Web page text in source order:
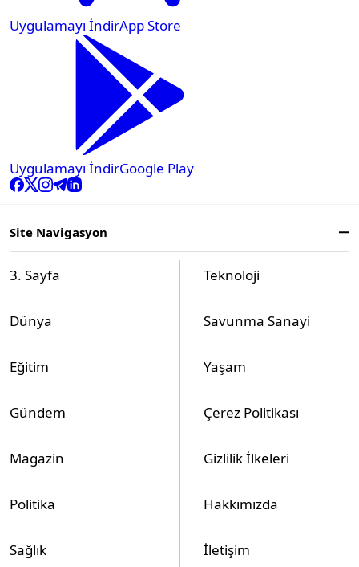
Uygulamayı İndirApp Store
Uygulamayı İndirGoogle Play
Site Navigasyon
3. Sayfa
Dünya
Eğitim
Gündem
Magazin
Politika
Sağlık
Teknoloji
Savunma Sanayi
Yaşam
Çerez Politikası
Gizlilik İlkeleri
Hakkımızda
İletişim